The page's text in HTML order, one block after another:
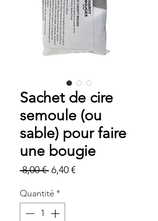
Sachet de cire
semoule (ou
sable) pour faire
une bougie
8,00 € Prix
6,40 €Prix
Quantité *